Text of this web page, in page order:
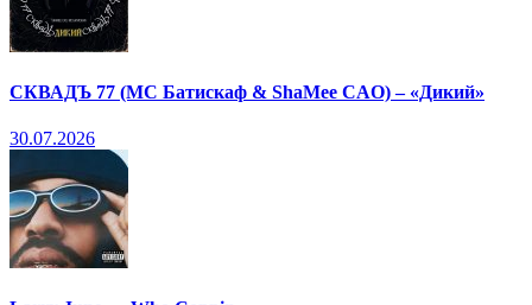
СКВАДЪ 77 (МС Батискаф & ShaMee CAO) – «Дикий»
30.07.2026